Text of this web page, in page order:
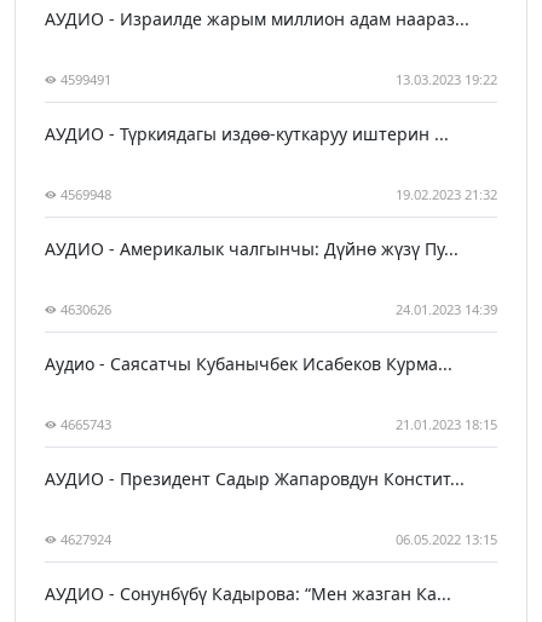
АУДИО - Израилде жарым миллион адам наараз...
4599491 13.03.2023 19:22
АУДИО - Түркиядагы издөө-куткаруу иштерин ...
4569948 19.02.2023 21:32
АУДИО - Америкалык чалгынчы: Дүйнө жүзү Пу...
4630626 24.01.2023 14:39
Аудио - Саясатчы Кубанычбек Исабеков Курма...
4665743 21.01.2023 18:15
АУДИО - Президент Садыр Жапаровдун Констит...
4627924 06.05.2022 13:15
АУДИО - Сонунбүбү Кадырова: “Мен жазган Ка...